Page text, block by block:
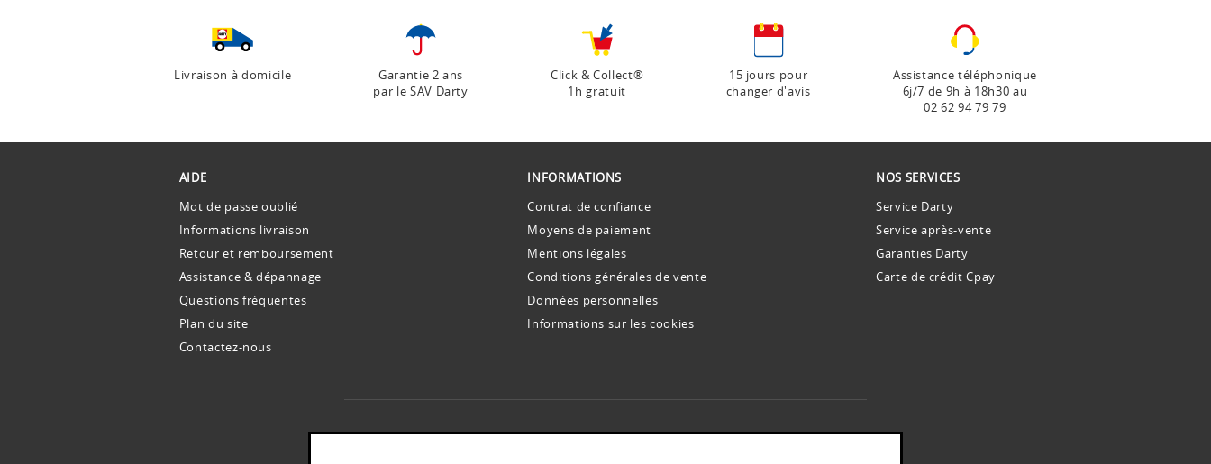
Livraison à domicile
Garantie 2 ans
par le SAV Darty
Click & Collect®
1h gratuit
15 jours pour
changer d'avis
Assistance téléphonique
6j/7 de 9h à 18h30 au
02 62 94 79 79
AIDE
Mot de passe oublié
Informations livraison
Retour et remboursement
Assistance & dépannage
Questions fréquentes
Plan du site
Contactez-nous
INFORMATIONS
Contrat de confiance
Moyens de paiement
Mentions légales
Conditions générales de vente
Données personnelles
Informations sur les cookies
NOS SERVICES
Service Darty
Service après-vente
Garanties Darty
Carte de crédit Cpay